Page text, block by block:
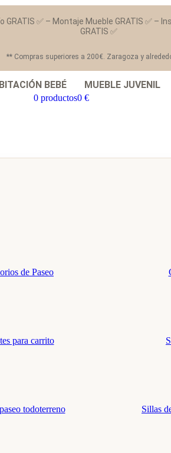
GRATIS ✅ – Montaje Mueble GRATIS ✅ –
GRATIS ✅
** Compras superiores a 200€. Zaragoza y
BEBÉ MUEBLE JUVENIL
0 productos0 €
de Paseo
para carrito
todoterreno Sillas